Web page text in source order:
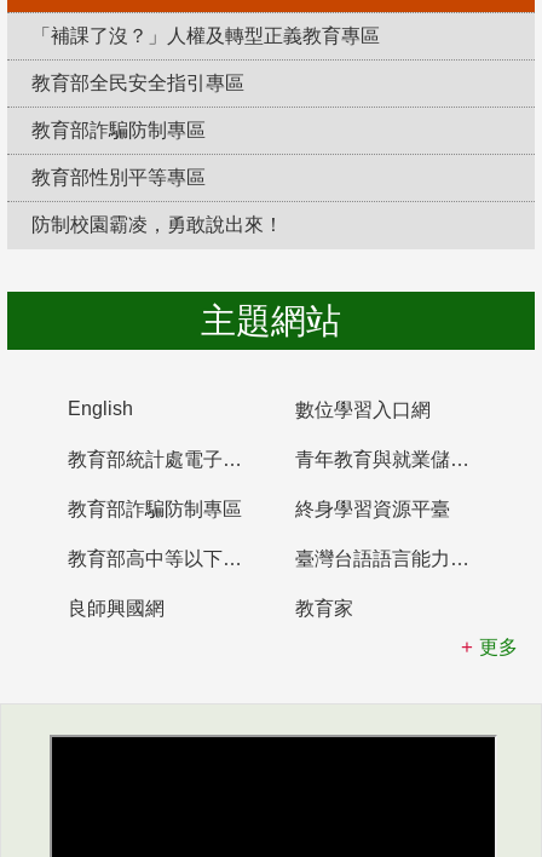
「補課了沒？」人權及轉型正義教育專區
教育部全民安全指引專區
教育部詐騙防制專區
教育部性別平等專區
防制校園霸凌，勇敢說出來！
主題網站
English 數位學習入口網
教育部統計處電子書櫃 青年教育與就業儲蓄帳戶
教育部詐騙防制專區 終身學習資源平臺
教育部高中等以下學校及幼兒園教師資格檢定考試 臺灣台語語言能力認證網站
良師興國網
教育家
更多